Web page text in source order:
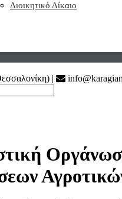
Διοικητικό Δίκαιο
|